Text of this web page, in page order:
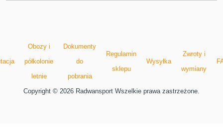
Obozy i
półkolonie
letnie
Dokumenty
do
pobrania
Regulamin
sklepu
Wysyłka
Zwroty i
wymiany
Copyright © 2026 Radwansport Wszelkie prawa zastrzeżone.